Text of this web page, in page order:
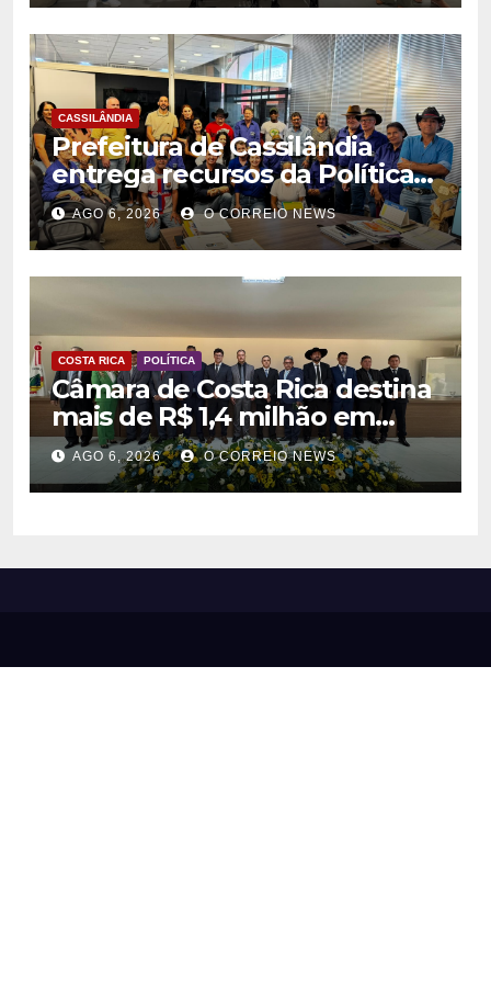
CASSILÂNDIA
Prefeitura de Cassilândia
entrega recursos da Política
Nacional Aldir Blanc a
agentes culturais
AGO 6, 2026 O CORREIO NEWS
COSTA RICA POLÍTICA
Câmara de Costa Rica destina
mais de R$ 1,4 milhão em
emendas para investimentos
em diversas áreas
AGO 6, 2026 O CORREIO NEWS